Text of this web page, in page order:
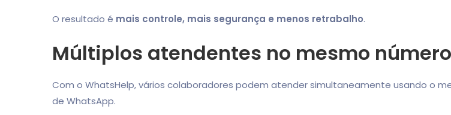
O resultado é mais controle, mais segurança e menos retrabalho.
Múltiplos atendentes no mesmo número
Com o WhatsHelp, vários colaboradores podem atender simultaneamente usando o
de WhatsApp.